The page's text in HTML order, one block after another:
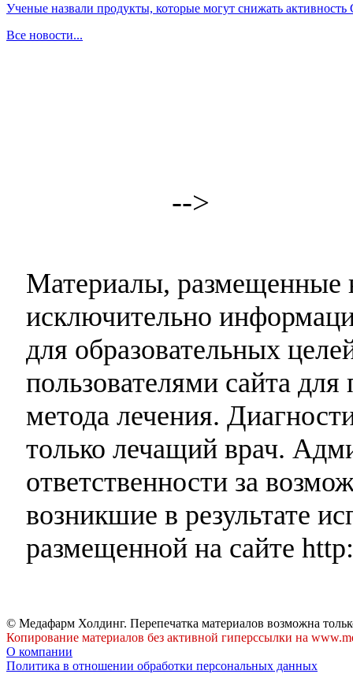
Ученые назвали продукты, которые могут снижать
Все новости...
-->
Материалы, размещенные
исключительно
для образовательных
пользователями сайта
метода лечения.
только лечащий врач.
ответственности за
возникшие в результате
размещенной на сайте
© Медафарм Холдинг. Перепечатка материалов возможна
Копирование материалов без активной гиперссылки на
О компании
Политика в отношении обработки персональных данных